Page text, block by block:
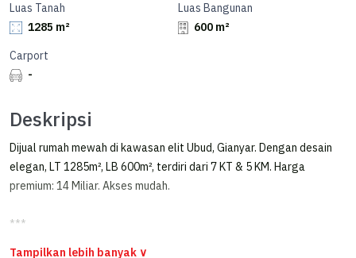
Luas Tanah
1285 m²
Luas Bangunan
600 m²
Carport
-
Deskripsi
Dijual rumah mewah di kawasan elit Ubud, Gianyar. Dengan desain
elegan, LT 1285m², LB 600m², terdiri dari 7 KT & 5 KM. Harga
premium: 14 Miliar. Akses mudah.
***